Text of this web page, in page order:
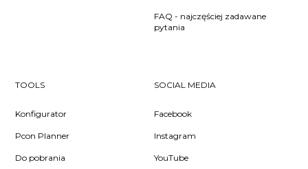
FAQ - najczęściej zadawane
pytania
TOOLS
Konfigurator
Pcon Planner
Do pobrania
SOCIAL MEDIA
Facebook
Instagram
YouTube